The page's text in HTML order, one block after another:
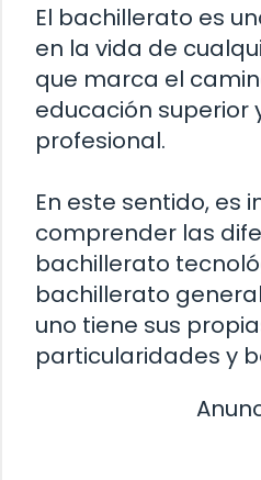
El bachillerato es
en la vida de
que marca el
educación superior
profesional.
En este sentido, es
comprender las
bachillerato
bachillerato
uno tiene sus
particularidades y